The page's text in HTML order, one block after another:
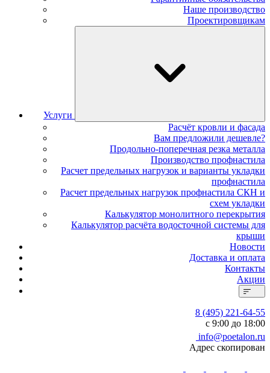
Наше производство
Проектировщикам
Услуги
Расчёт кровли и фасада
Вам предложили дешевле?
Продольно-поперечная резка металла
Производство профнастила
Расчет предельных нагрузок и варианты укладки
профнастила
Расчет предельных нагрузок профнастила СКН и
схем укладки
Калькулятор монолитного перекрытия
Калькулятор расчёта водосточной системы для
крыши
Новости
Доставка и оплата
Контакты
Акции
8 (495) 221-64-55
с 9:00 до 18:00
info@poetalon.ru
Адрес скопирован